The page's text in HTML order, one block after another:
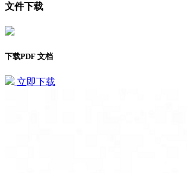
文件下载
下载PDF 文档
立即下载